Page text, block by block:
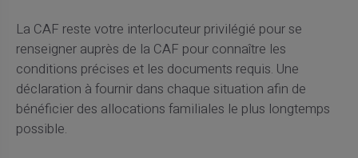
La CAF reste votre interlocuteur privilégié pour se
renseigner auprès de la CAF pour connaître les
conditions précises et les documents requis. Une
déclaration à fournir dans chaque situation afin de
bénéficier des allocations familiales le plus longtemps
possible.